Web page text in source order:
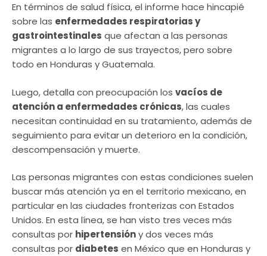
En términos de salud física, el informe hace hincapié
sobre las enfermedades respiratorias y
gastrointestinales que afectan a las personas
migrantes a lo largo de sus trayectos, pero sobre
todo en Honduras y Guatemala.
Luego, detalla con preocupación los vacíos de
atención a enfermedades crónicas, las cuales
necesitan continuidad en su tratamiento, además de
seguimiento para evitar un deterioro en la condición,
descompensación y muerte.
Las personas migrantes con estas condiciones suelen
buscar más atención ya en el territorio mexicano, en
particular en las ciudades fronterizas con Estados
Unidos. En esta línea, se han visto tres veces más
consultas por hipertensióny dos veces más
consultas por diabetes en México que en Honduras y